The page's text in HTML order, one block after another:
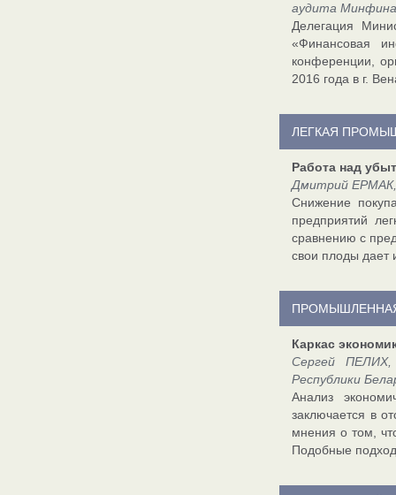
аудита
Делегация
«Финансовая
конференции,
2016 года в г.
ЛЕГКАЯ
Работа над
Дмитрий
Снижение
предприятий
сравнению с
свои плоды дает
Каркас
Сергей ПЕЛИХ,
Республики
Анализ
заключается в
мнения о том,
Подобные